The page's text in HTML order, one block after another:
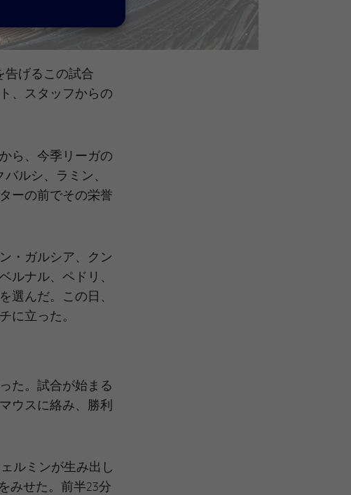
告げるこの試合
、スタッフからの
ら、今季リーガの
ルシ、ラミン、
ーの前でその栄誉
・ガルシア、クン
ルナル、ペドリ、
選んだ。この日、
に立った。
た。試合が始まる
ウスに絡み、勝利
ルミンが生み出し
みせた。前半23分